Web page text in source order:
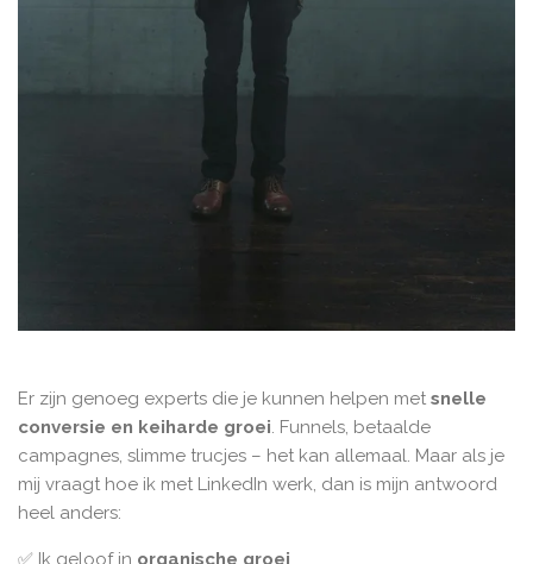
Er zijn genoeg experts die je kunnen helpen met snelle
conversie en keiharde groei. Funnels, betaalde
campagnes, slimme trucjes – het kan allemaal. Maar als je
mij vraagt hoe ik met LinkedIn werk, dan is mijn antwoord
heel anders:
✅ Ik geloof in organische groei